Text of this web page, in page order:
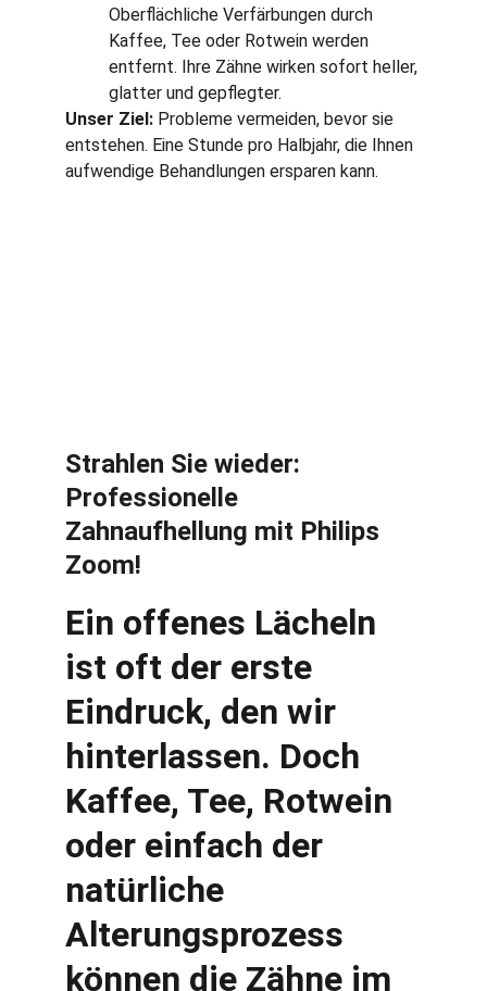
Oberflächliche Verfärbungen durch
Kaffee, Tee oder Rotwein werden
entfernt. Ihre Zähne wirken sofort heller,
glatter und gepflegter.
Unser Ziel: Probleme vermeiden, bevor sie
entstehen. Eine Stunde pro Halbjahr, die Ihnen
aufwendige Behandlungen ersparen kann.
Strahlen Sie wieder:
Professionelle
Zahnaufhellung mit Philips
Zoom!
Ein offenes Lächeln
ist oft der erste
Eindruck, den wir
hinterlassen. Doch
Kaffee, Tee, Rotwein
oder einfach der
natürliche
Alterungsprozess
können die Zähne im